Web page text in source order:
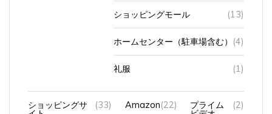
ショッピングモール (13)
ホームセンター（駐車場含む） (4)
礼服 (1)
ショッピングサ
イト
(33) Amazon (22) プライム
ビデオ
(2)